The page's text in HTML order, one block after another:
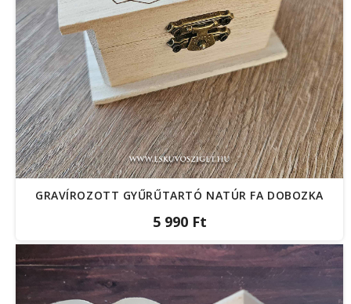
GRAVÍROZOTT GYŰRŰTARTÓ NATÚR FA DOBOZKA
5 990 Ft